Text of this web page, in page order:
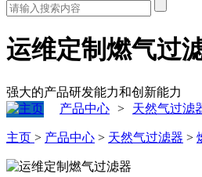
运维定制燃气过
强大的产品研发能力和创新能力
产品中心 > 天然气过滤
主页 > 产品中心 > 天然气过滤器 >